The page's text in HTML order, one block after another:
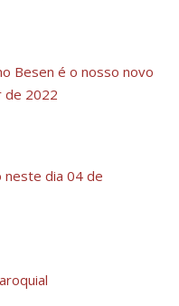
Besen é o nosso novo
de 2022
neste dia 04 de